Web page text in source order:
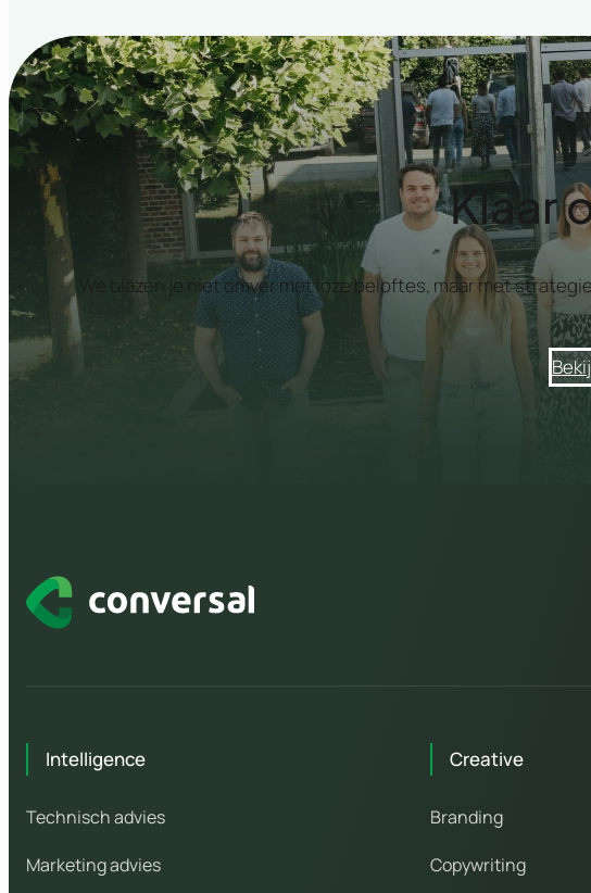
Klaar
We blazen je niet omver met loze beloftes, maar met
Intelligence
Technisch advies
Marketing advies
Creative
Branding
Copywriting